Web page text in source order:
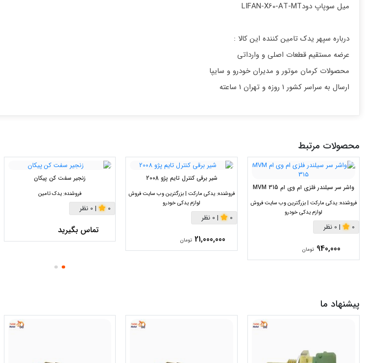
ميل سوپاپ دودLIFAN-X60-AT-MT
درباره سپهر یدک تامین کننده این کالا :
عرضه مستقیم قطعات اصلی و وارداتی
محصولات کرمان موتور و مدیران خودرو و سایپا
ارسال به سراسر کشور 1 روزه و تهران 1 ساعته
محصولات مرتبط
واشر سر سیلندر فلزی ام وی ام MVM 315
فروشنده: یدکی مارکت | بزرگترین وب سایت فروش
لوازم یدکی خودرو
0
| 0 نظر
940,000 تومان
شیر برقی کنترل تایم پژو 2008
فروشنده: یدکی مارکت | بزرگترین وب سایت فروش
لوازم یدکی خودرو
0
| 0 نظر
21,000,000 تومان
زنجیر سفت کن پیکان
فروشنده: یدک تامین
0
| 0 نظر
تماس بگیرید
پیشنهاد ما